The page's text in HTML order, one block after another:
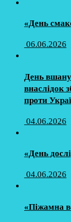
«День
06.06.2026
День
внаслідок
проти
04.06.2026
«День
04.06.2026
«Піжамна